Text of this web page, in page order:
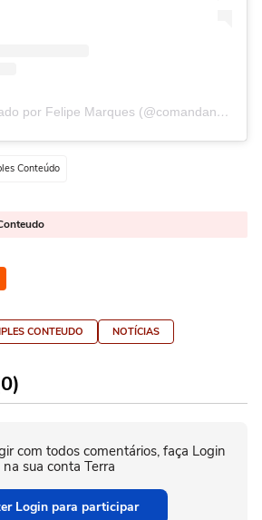
Um post compartilhado por Felipe Marques (@comandante.felipe)
Conteúdo
CONTEUDO NOTÍCIAS
com todos comentários, faça Login
na sua conta Terra
Login para participar